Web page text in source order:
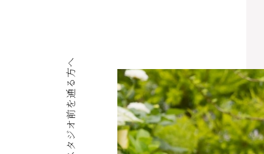
スタジオ前を通る方へ